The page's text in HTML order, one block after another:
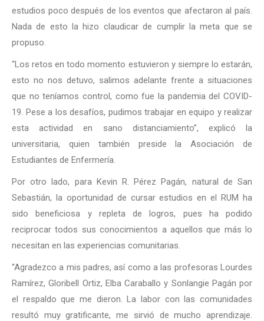
estudios poco después de los eventos que afectaron al país.
Nada de esto la hizo claudicar de cumplir la meta que se
propuso.
“Los retos en todo momento estuvieron y siempre lo estarán,
esto no nos detuvo, salimos adelante frente a situaciones
que no teníamos control, como fue la pandemia del COVID-
19. Pese a los desafíos, pudimos trabajar en equipo y realizar
esta actividad en sano distanciamiento”, explicó la
universitaria, quien también preside la Asociación de
Estudiantes de Enfermería.
Por otro lado, para Kevin R. Pérez Pagán, natural de San
Sebastián, la oportunidad de cursar estudios en el RUM ha
sido beneficiosa y repleta de logros, pues ha podido
reciprocar todos sus conocimientos a aquellos que más lo
necesitan en las experiencias comunitarias.
“Agradezco a mis padres, así como a las profesoras Lourdes
Ramírez, Gloribell Ortiz, Elba Caraballo y Sonlangie Pagán por
el respaldo que me dieron. La labor con las comunidades
resultó muy gratificante, me sirvió de mucho aprendizaje.